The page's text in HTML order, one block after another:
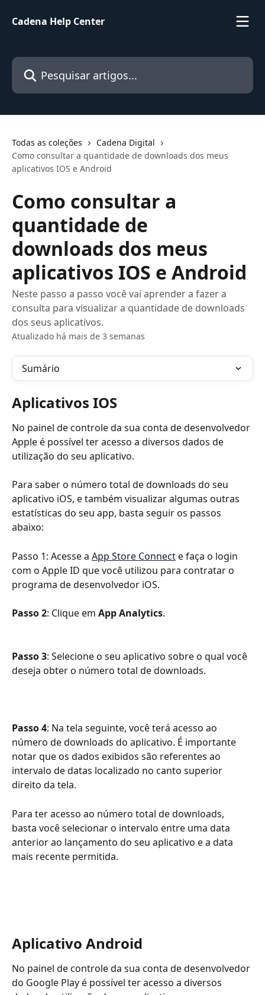
Cadena Help Center
Pesquisar artigos...
Todas as coleções
Cadena Digital
Como consultar a quantidade de downloads dos meus
aplicativos IOS e Android
Como consultar a
quantidade de
downloads dos meus
aplicativos IOS e Android
Neste passo a passo você vai aprender a fazer a
consulta para visualizar a quantidade de downloads
dos seus aplicativos.
Atualizado há mais de 3 semanas
Sumário
Aplicativos IOS
No painel de controle da sua conta de desenvolvedor
Apple é possível ter acesso a diversos dados de
utilização do seu aplicativo.
Para saber o número total de downloads do seu
aplicativo iOS, e também visualizar algumas outras
estatísticas do seu app, basta seguir os passos
abaixo:
Passo 1: Acesse a App Store Connect e faça o login
com o Apple ID que você utilizou para contratar o
programa de desenvolvedor iOS.
Passo 2: Clique em App Analytics.
Passo 3: Selecione o seu aplicativo sobre o qual você
deseja obter o número total de downloads.
Passo 4: Na tela seguinte, você terá acesso ao
número de downloads do aplicativo. É importante
notar que os dados exibidos são referentes ao
intervalo de datas localizado no canto superior
direito da tela.
Para ter acesso ao número total de downloads,
basta você selecionar o intervalo entre uma data
anterior ao lançamento do seu aplicativo e a data
mais recente permitida.
Aplicativo Android
No painel de controle da sua conta de desenvolvedor
do Google Play é possível ter acesso a diversos